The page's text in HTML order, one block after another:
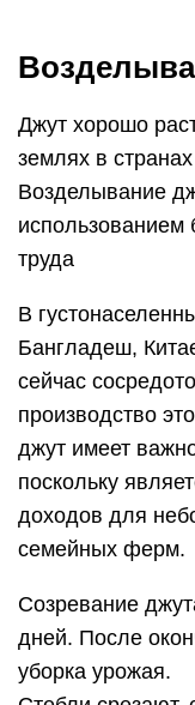
Джут хорошо
землях в
Возделывание
использованием
труда
В
Бангладеш,
сейчас
производство
джут имеет
поскольку
доходов для
семейных ферм.
Созревание
дней. После
уборка урожая.